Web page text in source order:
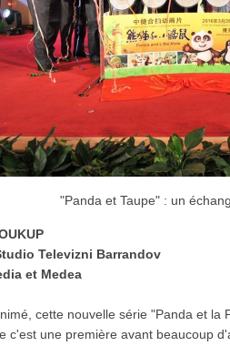
"Panda et Taupe" : un
Televizni Barrandov
et Medea
cette nouvelle série "Panda et la
c'est une première avant beaucoup